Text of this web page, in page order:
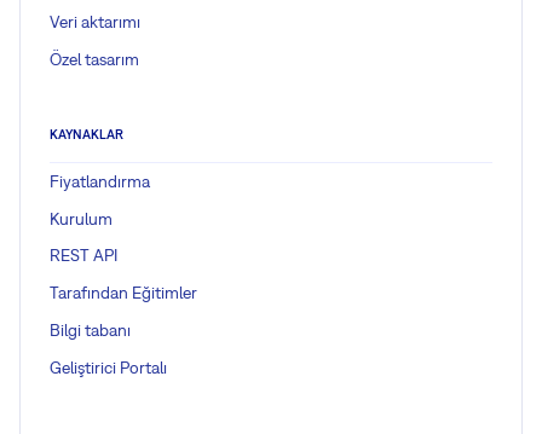
Veri aktarımı
Özel tasarım
KAYNAKLAR
Fiyatlandırma
Kurulum
REST API
Tarafından Eğitimler
Bilgi tabanı
Geliştirici Portalı